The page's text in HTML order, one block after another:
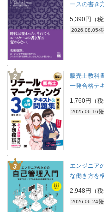
ースの書き
5,390円（税
2026.08.05発
販売士教科
一発合格テ
1,760円（税
2025.06.16発
エンジニア
な働き方を
2,948円（税
2026.06.24発